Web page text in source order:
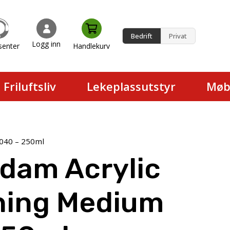
Logg inn Handlekurv
Bedrift Privat
Friluftsliv Lekeplassutstyr
– 250ml
Acrylic
Medium